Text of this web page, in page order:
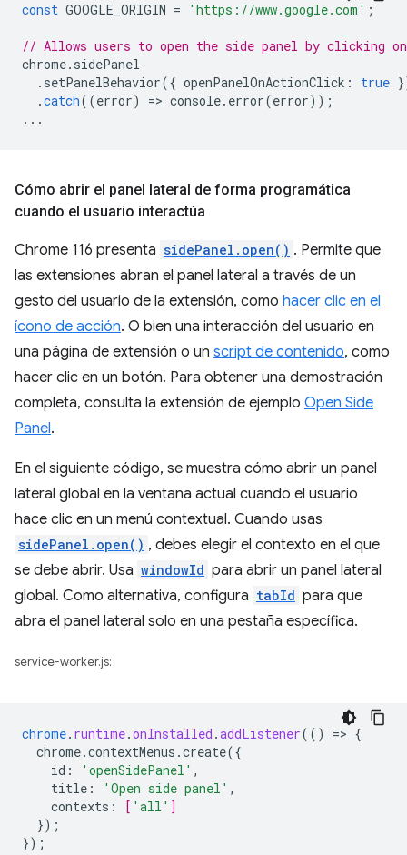
const GOOGLE_ORIGIN = 'https://www.google.com' ;
// Allows users to open the side panel by clicking
chrome. sidePanel
. setPanelBehavior({ openPanelOnActionClick : true
.catch((error) => console. error(error));
...
Cómo abrir el panel lateral de forma programática
cuando el usuario interactúa
Chrome 116 presenta sidePanel.open() . Permite que
las extensiones abran el panel lateral a través de un
gesto del usuario de la extensión, como hacer clic en el
ícono de acción. O bien una interacción del usuario en
una página de extensión o un script de contenido, como
hacer clic en un botón. Para obtener una demostración
completa, consulta la extensión de ejemplo Open Side
Panel.
En el siguiente código, se muestra cómo abrir un panel
lateral global en la ventana actual cuando el usuario
hace clic en un menú contextual. Cuando usas
sidePanel.open() , debes elegir el contexto en el que
se debe abrir. Usa windowId para abrir un panel lateral
global. Como alternativa, configura tabId para que
abra el panel lateral solo en una pestaña específica.
service-worker.js:
chrome. runtime.onInstalled .addListener(() => {
chrome.contextMenus.create({
id : 'openSidePanel' ,
title : 'Open side panel' ,
contexts : [ 'all' ]
});
});